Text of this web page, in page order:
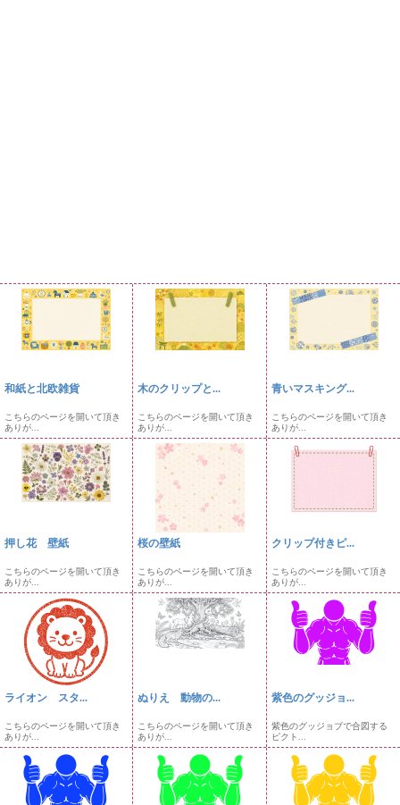
和紙と北欧雑貨
こちらのページを開いて頂き
ありが...
木のクリップと...
こちらのページを開いて頂き
ありが...
青いマスキング...
こちらのページを開いて頂き
ありが...
押し花 壁紙
こちらのページを開いて頂き
ありが...
桜の壁紙
こちらのページを開いて頂き
ありが...
クリップ付きピ...
こちらのページを開いて頂き
ありが...
ライオン スタ...
こちらのページを開いて頂き
ありが...
ぬりえ 動物の...
こちらのページを開いて頂き
ありが...
紫色のグッジョ...
紫色のグッジョブで合図する
ピクト...